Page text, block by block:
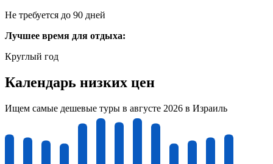
Не требуется до 90 дней
Лучшее время для отдыха:
Круглый год
Календарь низких цен
Ищем самые дешевые туры в августе 2026 в Израиль